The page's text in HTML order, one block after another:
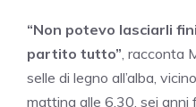
“Non potevo lasciarli
partito tutto” , racconta
selle di legno all’alba,
mattina alle 6.30, sei anni